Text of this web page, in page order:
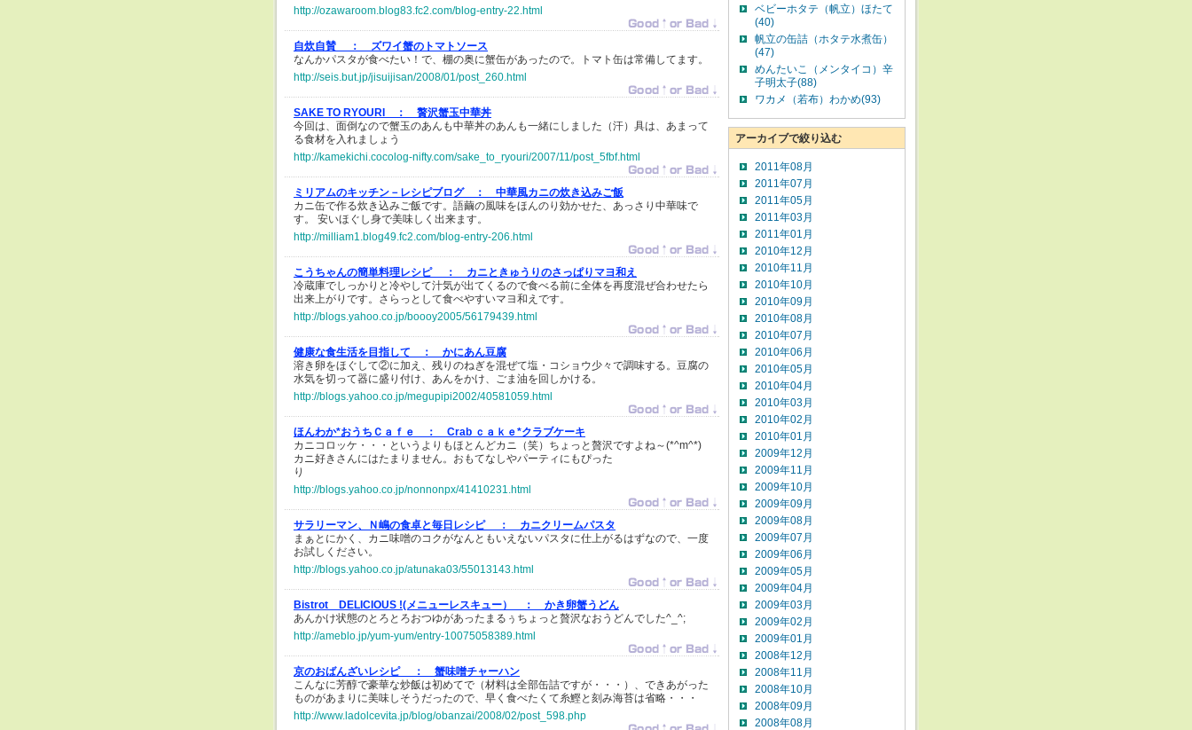
http://ozawaroom.blog83.fc2.com/blog-entry-22.html
自炊自賛 ：
ズワイ蟹のトマトソース
なんかパスタが食べたい！で、棚の奥に蟹缶があったので。トマト缶は常備してます。
http://seis.but.jp/jisuijisan/2008/01/post_260.html
SAKE TO RYOURI ：
贅沢蟹玉中華丼
今回は、面倒なので蟹玉のあんも中華丼のあんも一緒にしました（汗）具は、あまって
る食材を入れましょう
http://kamekichi.cocolog-nifty.com/sake_to_ryouri/2007/11/post_5fbf.html
ミリアムのキッチン－レシピブログ ：
中華風カニの炊き込みご飯
カニ缶で作る炊き込みご飯です。語繭の風味をほんのり効かせた、あっさり中華味で
す。 安いほぐし身で美味しく出来ます。
http://milliam1.blog49.fc2.com/blog-entry-206.html
こうちゃんの簡単料理レシピ ：
カニときゅうりのさっぱりマヨ和え
冷蔵庫でしっかりと冷やして汁気が出てくるので食べる前に全体を再度混ぜ合わせたら
出来上がりです。さらっとして食べやすいマヨ和えです。
http://blogs.yahoo.co.jp/boooy2005/56179439.html
健康な食生活を目指して ：
かにあん豆腐
溶き卵をほぐして②に加え、残りのねぎを混ぜて塩・コショウ少々で調味する。豆腐の
水気を切って器に盛り付け、あんをかけ、ごま油を回しかける。
http://blogs.yahoo.co.jp/megupipi2002/40581059.html
ほんわか*おうちＣａｆｅ ：
Crab ｃａｋｅ*クラブケーキ
カニコロッケ・・・というよりもほとんどカニ（笑）ちょっと贅沢ですよね～(*^m^*)
カニ好きさんにはたまりません。おもてなしやパーティにもぴった
り
http://blogs.yahoo.co.jp/nonnonpx/41410231.html
サラリーマン、Ｎ嶋の食卓と毎日レシピ ：
カニクリームパスタ
まぁとにかく、カニ味噌のコクがなんともいえないパスタに仕上がるはずなので、一度
お試しください。
http://blogs.yahoo.co.jp/atunaka03/55013143.html
Bistrot DELICIOUS !(メニューレスキュー） ：
かき卵蟹うどん
あんかけ状態のとろとろおつゆがあったまるぅちょっと贅沢なおうどんでした^_^;
http://ameblo.jp/yum-yum/entry-10075058389.html
京のおばんざいレシピ ：
蟹味噌チャーハン
こんなに芳醇で豪華な炒飯は初めてで（材料は全部缶詰ですが・・・）、できあがった
ものがあまりに美味しそうだったので、早く食べたくて糸鰹と刻み海苔は省略・・・
http://www.ladolcevita.jp/blog/obanzai/2008/02/post_598.php
ベビーホタテ（帆立）ほたて
(40)
帆立の缶詰（ホタテ水煮缶）
(47)
めんたいこ（メンタイコ）辛
子明太子(88)
ワカメ（若布）わかめ(93)
アーカイブで絞り込む
2011年08月
2011年07月
2011年05月
2011年03月
2011年01月
2010年12月
2010年11月
2010年10月
2010年09月
2010年08月
2010年07月
2010年06月
2010年05月
2010年04月
2010年03月
2010年02月
2010年01月
2009年12月
2009年11月
2009年10月
2009年09月
2009年08月
2009年07月
2009年06月
2009年05月
2009年04月
2009年03月
2009年02月
2009年01月
2008年12月
2008年11月
2008年10月
2008年09月
2008年08月